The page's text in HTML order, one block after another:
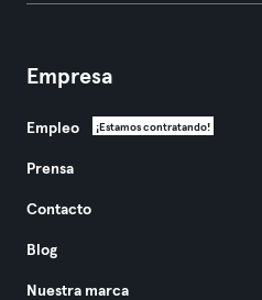
Empresa
Empleo ¡Estamos contratando!
Prensa
Contacto
Blog
Nuestra marca